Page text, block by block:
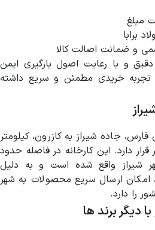
مبلغ
برابا
و ضمانت اصالت کالا
و با رعایت اصول بارگیری ایمن
تجربه خریدی مطمئن و سریع داشته
فارس، جاده شیراز به کازرون، کیلومتر
دارد. این کارخانه در فاصله حدود
شیراز واقع شده است و به دلیل
امکان ارسال سریع محصولات به شهر
را دارد.
دیگر برند ها